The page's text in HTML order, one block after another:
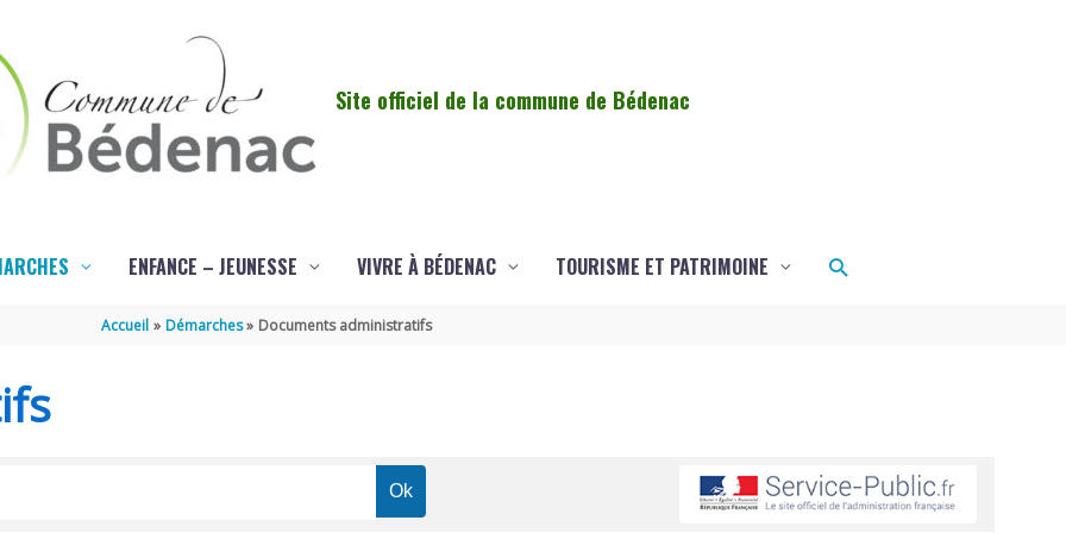
Site officiel de la commune de Bédenac
ENFANCE – JEUNESSE VIVRE À BÉDENAC TOURISME ET PATRIMOINE Rechercher
Accueil Démarches Documents administratifs